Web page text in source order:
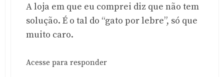
A loja em que eu comprei diz que não tem
solução. É o tal do “gato por lebre”, só que
muito caro.
Acesse para responder